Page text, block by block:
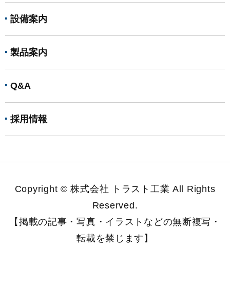
設備案内
製品案内
Q&A
採用情報
Copyright © 株式会社 トラスト工業 All Rights
Reserved.
【掲載の記事・写真・イラストなどの無断複写・
転載を禁じます】